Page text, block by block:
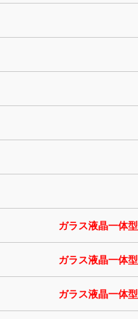
ガラス液晶一体型
ガラス液晶一体型
ガラス液晶一体型